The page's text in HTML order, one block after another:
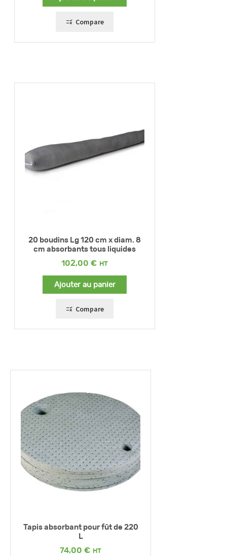
Compare
20 boudins Lg 120 cm x diam. 8
cm absorbants tous liquides
102,00 €
Ajouter au panier
Compare
Tapis absorbant pour fût de 220
L
74,00 €